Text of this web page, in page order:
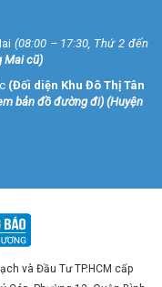
(08:00 – 17:30, Thứ 2 đến
Mai cũ)
(Đối diện Khu Đô Thị Tân
bản đồ đường đi) (Huyện
và Đầu Tư TP.HCM cấp